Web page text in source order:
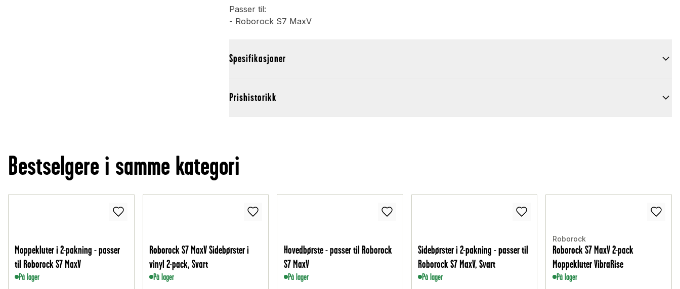
Passer til:
- Roborock S7 MaxV
Spesifikasjoner
Prishistorikk
Bestselgere i samme kategori
Moppekluter i 2-pakning - passer
til Roborock S7 MaxV
På lager
Roborock S7 MaxV Sidebørster i
vinyl 2-pack, Svart
På lager
Hovedbørste - passer til Roborock
S7 MaxV
På lager
Sidebørster i 2-pakning - passer til
Roborock S7 MaxV, Svart
På lager
Roborock
Roborock S7 MaxV 2-pack
Moppekluter VibraRise
På lager